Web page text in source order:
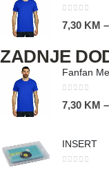
7,30 KM –
ZADNJE
Fanfan
7,30 KM –
INSERT